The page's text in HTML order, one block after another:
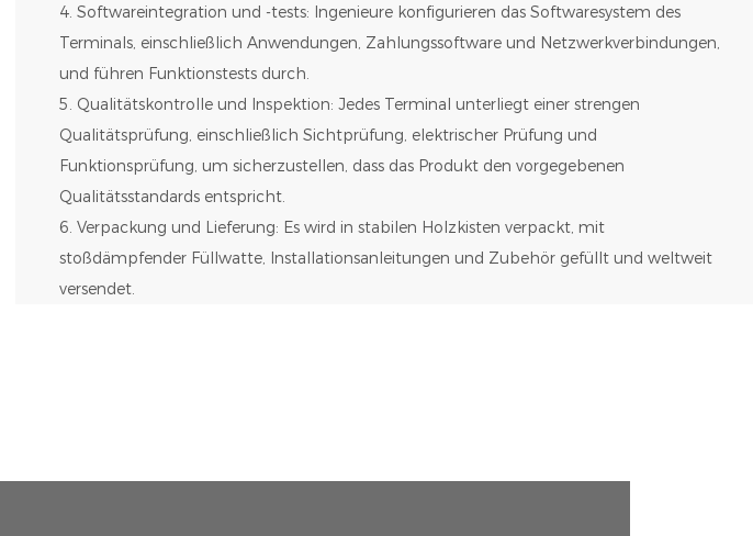
4. Softwareintegration und -tests: Ingenieure konfigurieren das Softwaresystem des
Terminals, einschließlich Anwendungen, Zahlungssoftware und Netzwerkverbindungen,
und führen Funktionstests durch.
5. Qualitätskontrolle und Inspektion: Jedes Terminal unterliegt einer strengen
Qualitätsprüfung, einschließlich Sichtprüfung, elektrischer Prüfung und
Funktionsprüfung, um sicherzustellen, dass das Produkt den vorgegebenen
Qualitätsstandards entspricht.
6. Verpackung und Lieferung: Es wird in stabilen Holzkisten verpackt, mit
stoßdämpfender Füllwatte, Installationsanleitungen und Zubehör gefüllt und weltweit
versendet.